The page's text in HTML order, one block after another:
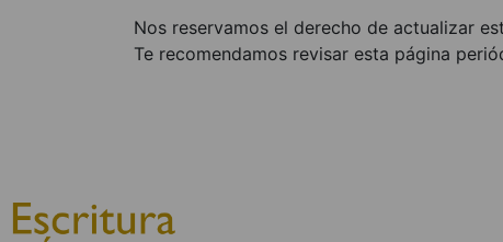
Nos reservamos el derecho de actualizar
Te recomendamos revisar esta página